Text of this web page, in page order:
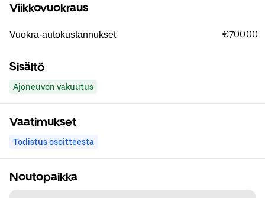
Viikkovuokraus
Vuokra-autokustannukset €700.00
Sisältö
Ajoneuvon vakuutus
Vaatimukset
Todistus osoitteesta
Noutopaikka